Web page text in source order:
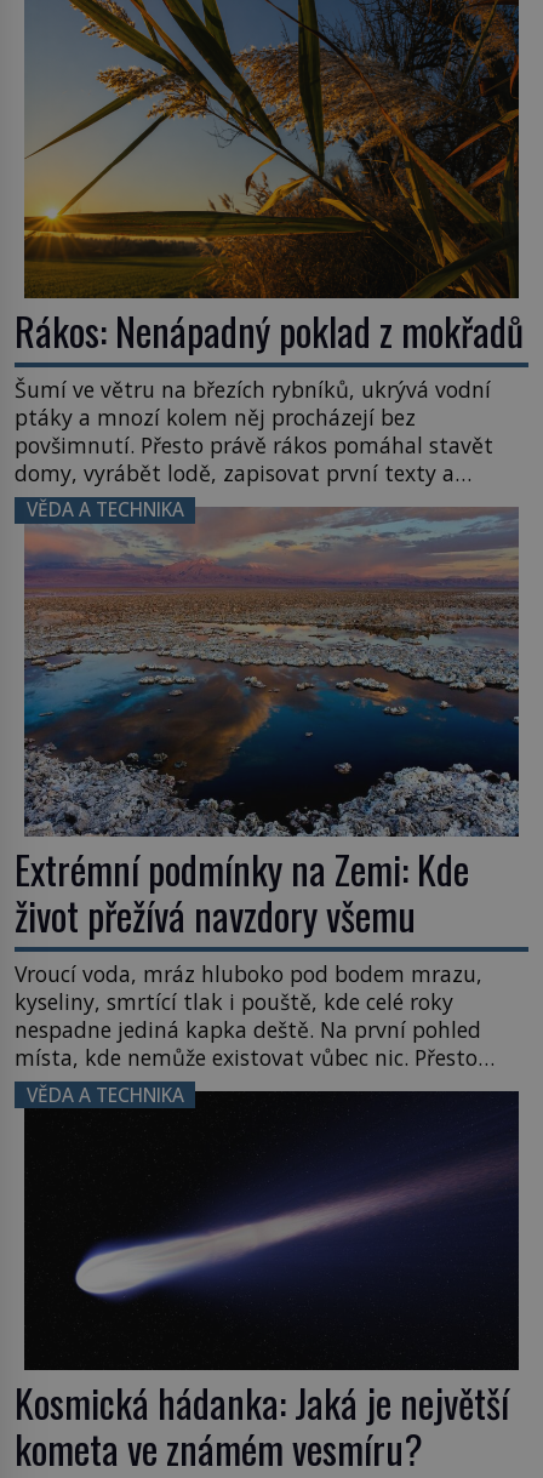
Název: Columbia První […]
Rákos: Nenápadný poklad z mokřadů
Šumí ve větru na březích rybníků, ukrývá vodní
ptáky a mnozí kolem něj procházejí bez
povšimnutí. Přesto právě rákos pomáhal stavět
domy, vyrábět lodě, zapisovat první texty a
inspiroval řadu pověstí. Tato skromná, ale
užitečná rostlina provází člověka už tisíce let.
Většina lidí vnímá rákos jen jako obyčejnou kulisu
letního koupání. Stačí se však podívat […]
VĚDA A TECHNIKA
Extrémní podmínky na Zemi: Kde
život přežívá navzdory všemu
Vroucí voda, mráz hluboko pod bodem mrazu,
kyseliny, smrtící tlak i pouště, kde celé roky
nespadne jediná kapka deště. Na první pohled
místa, kde nemůže existovat vůbec nic. Přesto
právě tady vědci objevují organismy, které
posouvají hranice života. Každý nový nález mění
napovídá, kde bychom jednou […]
VĚDA A TECHNIKA
Kosmická hádanka: Jaká je největší
kometa ve známém vesmíru?